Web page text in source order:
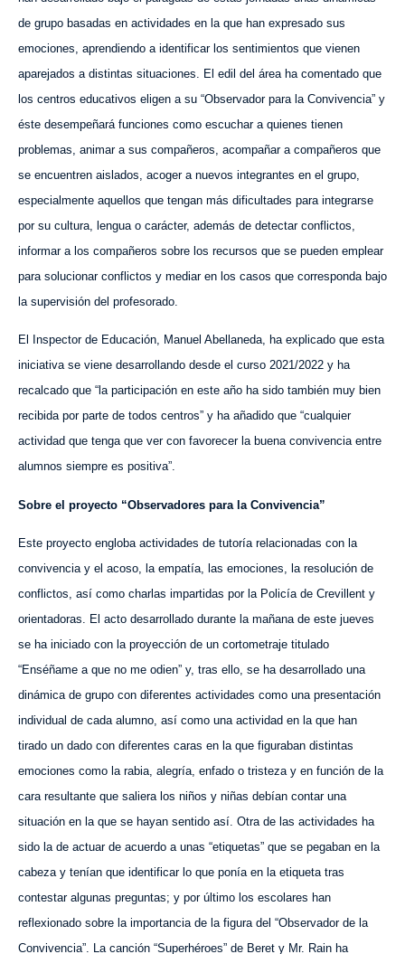
de grupo basadas en actividades en la que han expresado sus
emociones, aprendiendo a identificar los sentimientos que vienen
aparejados a distintas situaciones.
El edil del área ha comentado que
los centros educativos e ligen a su “Observador para la Convivencia” y
éste desempeñará funciones como escuchar a quienes tienen
problemas, animar a sus compañeros, acompañar a compañeros que
se encuentren aislados, acoger a nuevos integrantes en el grupo,
especialmente aquellos que tengan más dificultades para integrarse
por su cultura, lengua o carácter, además de detectar conflictos,
informar a los compañeros sobre los recursos que se pueden emplear
para solucionar conflictos y mediar en los casos que corresponda bajo
la supervisión del profesorado.
El Inspector de Educación, Manuel Abellaneda, ha explicado que esta
iniciativa se viene desarrollando desde el curso 2021/2022 y ha
recalcado que “la participación en este año ha sido también muy bien
recibida por parte de todos centros” y ha añadido que “cualquier
actividad que tenga que ver con favorecer la buena convivencia entre
alumnos siempre es positiva”.
Sobre el proyecto “Observadores para la Convivencia”
Este proyecto engloba actividades de tutoría relacionadas con la
convivencia y el acoso, la empatía, las emociones, la resolución de
conflictos, así como charlas impartidas por la Policía de Crevillent y
orientadoras. El acto desarrollado durante la mañana de este jueves
se ha iniciado con la proyección de un cortometraje titulado
“Enséñame a que no me odien” y, tras ello, se ha desarrollado una
dinámica de grupo con diferentes actividades como una presentación
individual de cada alumno, así como una actividad en la que han
tirado un dado con diferentes caras en la que figuraban distintas
emociones como la rabia, alegría, enfado o tristeza y en función de la
cara resultante que saliera los niños y niñas debían contar una
situación en la que se hayan sentido así. Otra de las actividades ha
sido la de actuar de acuerdo a unas “etiquetas” que se pegaban en la
cabezay tenían que identificar lo que ponía en la etiqueta tras
contestar algunas preguntas; y por último los escolares han
reflexionado sobre la importancia de la figura del “Observador de la
Convivencia”. La canción “Superhéroes” de Beret y Mr. Rain ha